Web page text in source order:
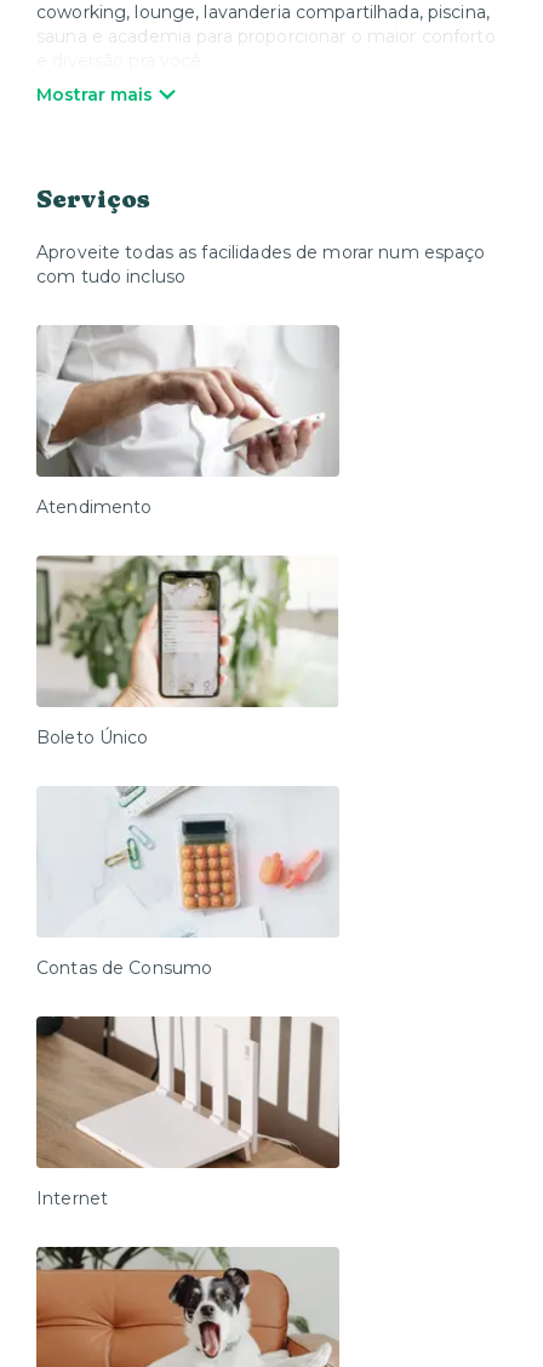
coworking, lounge, lavanderia compartilhada, piscina,
sauna e academia para proporcionar o maior conforto
Polo de grandes empresas, a Vila Olímpia oferece
cozinha equipada com utensílios, louças, panelas,
TV e Wi-Fi. Quando quiser relaxar, a Yuca oferece
colchões, roupa de cama e toalhas de alta qualidade.
sua estadia e se sentir em casa.
Mostrar mais
Serviços
Aproveite todas as facilidades de morar num espaço
com tudo incluso
Atendimento
Boleto Único
Contas de Consumo
Internet